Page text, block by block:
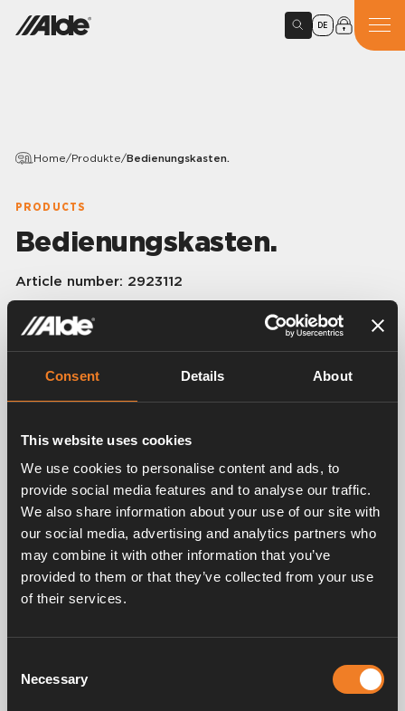
Consent Details About
This website uses cookies
We use cookies to personalise content and ads, to
provide social media features and to analyse our traffic.
We also share information about your use of our site with
our social media, advertising and analytics partners who
may combine it with other information that you’ve
provided to them or that they’ve collected from your use
of their services.
Selection
Necessary
DE
Home/Produkte/Bedienungskasten.
PRODUCTS
Bedienungskasten.
Article number: 2923112
Bedienungskasten für Comfort 2923 und 2928 (nicht
Ausf. 980).
Related products
Deckel